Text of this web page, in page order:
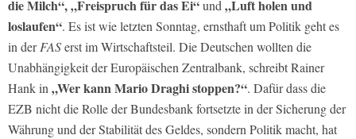
die Milch“, „Freispruch für das Ei“und„Luft holen und
loslaufen“. Es ist wie letzten Sonntag, ernsthaft um Politik geht es
in derFASerst im Wirtschaftsteil. Die Deutschen wollten die
Unabhängigkeit der Europäischen Zentralbank, schreibt Rainer
Hank in„Wer kann Mario Draghi stoppen?“. Dafür dass die
EZB nicht die Rolle der Bundesbank fortsetzte in der Sicherung der
Währung und der Stabilität des Geldes, sondern Politik macht, hat